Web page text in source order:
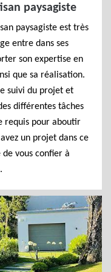
paysagiste
paysagiste est très
entre dans ses
son expertise en
que sa réalisation.
suivi du projet et
différentes tâches
requis pour aboutir
un projet dans ce
vous confier à